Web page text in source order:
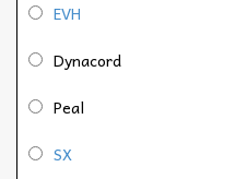
EVH
Dynacord
Peal
SX